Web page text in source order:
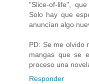
"Slice-of-life",
Solo hay que
anuncían algo
PD: Se me olvido
mangas que se
proceso una
Responder